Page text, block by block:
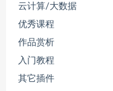
云计算/大数据
优秀课程
作品赏析
入门教程
其它插件